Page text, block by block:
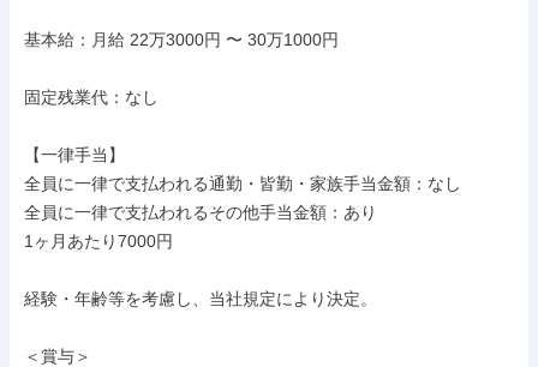
基本給：月給 22万3000円 〜 30万1000円
固定残業代：なし
【一律手当】
全員に一律で支払われる通勤・皆勤・家族手当金額：なし
全員に一律で支払われるその他手当金額：あり
1ヶ月あたり7000円
経験・年齢等を考慮し、当社規定により決定。
＜賞与＞